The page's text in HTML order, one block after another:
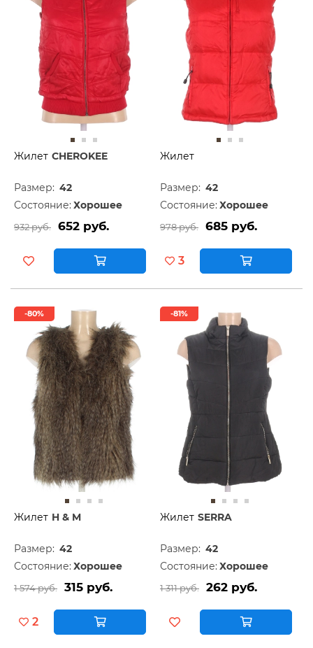
Жилет CHEROKEE
Размер: 42
Состояние: Хорошее
932 руб. 652 руб.
Жилет
Размер: 42
Состояние: Хорошее
978 руб. 685 руб.
3
-80%
Жилет H & M
Размер: 42
Состояние: Хорошее
1 574 руб. 315 руб.
2
-81%
Жилет SERRA
Размер: 42
Состояние: Хорошее
1 311 руб. 262 руб.